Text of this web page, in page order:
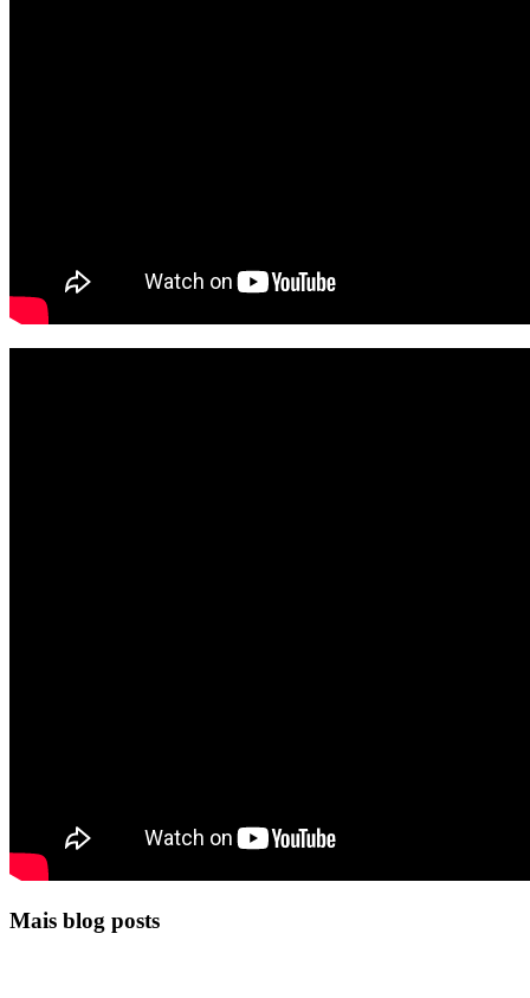
Mais blog posts